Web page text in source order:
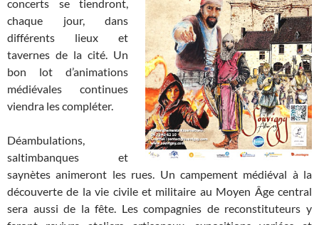
concerts se tiendront,
chaque jour, dans
différents lieux et
tavernes de la cité. Un
bon lot d’animations
médiévales continues
viendra les compléter.
Déambulations,
saltimbanques et
saynètes animeront les rues. Un campement médiéval à la
découverte de la vie civile et militaire au Moyen Âge central
sera aussi de la fête. Les compagnies de reconstituteurs y